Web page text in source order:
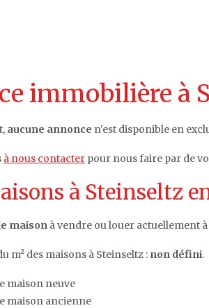
immobilière à
aucune annonce n'est disponible en
à nous contacter pour nous faire par de
à Steinseltz
maison à vendre ou louer actuellement à
m² des maisons à Steinseltz : non défini.
maison neuve
maison ancienne